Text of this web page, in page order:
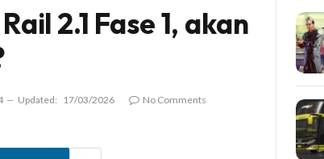
2.1 Fase 1, akan
Updated: 17/03/2026
No Comments